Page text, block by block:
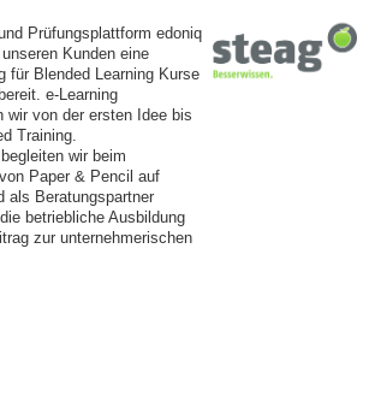
Prüfungsplattform edoniq
Kunden eine
für Blended Learning Kurse
e-Learning
wir von der ersten Idee bis
Training.
wir beim
Paper & Pencil auf
als Beratungspartner
betriebliche Ausbildung
zur unternehmerischen